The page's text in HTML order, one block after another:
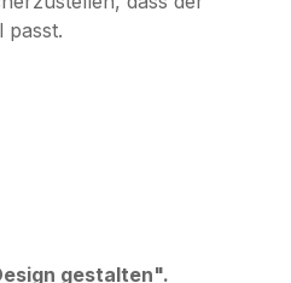
passt.
gestalten".